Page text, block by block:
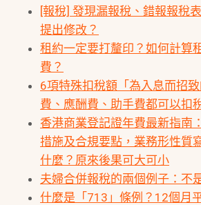
[報稅] 發現漏報稅、錯報報稅
提出修改？
租約一定要打釐印？如何計算
費？
6項特殊扣稅額「為入息而招
費、應酬費、助手費都可以扣
香港商業登記證年費最新指南
措施及合規要點，業務形性質
什麼？原來後果可大可小
夫婦合併報稅的兩個例子：不
什麼是「713」條例？12個月